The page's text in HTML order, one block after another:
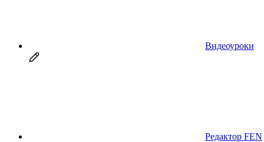
Видеоуроки
Редактор FEN